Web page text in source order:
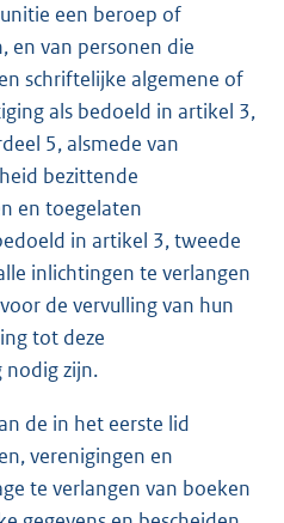
een beroep of
en van personen die
schriftelijke algemene of
als bedoeld in artikel 3,
5, alsmede van
bezittende
en toegelaten
in artikel 3, tweede
inlichtingen te verlangen
de vervulling van hun
tot deze
nodig zijn.
de in het eerste lid
verenigingen en
te verlangen van boeken